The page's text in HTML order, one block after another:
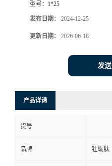
型号： 1*25
发布日期： 2024-12-25
更新日期： 2026-06-18
发
产品详请
货号
品牌 牡蛎肽